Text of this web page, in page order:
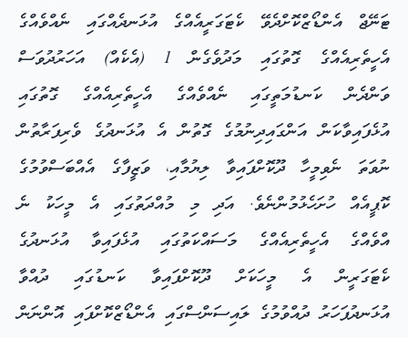
ޓަނޭޖް އެންޑޯޒްކޮށްދެވޭ ކެޓަގަރީއެއްގެ އުޅަނދެއްގައި ނެއްވެއްގެ
އެހީތެރިއެއްގެ ގޮތުގައި މަދުވެގެން 1 (އެކެއް) އަހަރުދުވަސް
ވަންދެން ކަނޑުމަތީގައި ނެއްވެއްގެ އެހީތެރިއެއްގެ ގޮތުގައި
އުޅެފައިވާކަން އަންގައިދިނުމުގެ ގޮތުން އެ އުޅަނދުގެ ވެރިފަރާތުން
ނުވަތަ ނެވިމީހާ ދޫކޮށްފައިވާ ލިޔުމާއި، ވަޒީފާގެ އެއްބަސްވުމުގެ
ކޮޕީއެއް ހުށަހެޅުމުންނެވެ. އަދި މި މުއްދަތުގައި އެ މީހަކު ނެ
އްވެއްގެ އެހީތެރިއެއްގެ މަސައްކަތުގައި އުޅެފައިވާ އުޅަނދުގެ
ކެޓަގަރީން އެ މީހަކަށް ދޫކޮށްފައިވާ ކަނޑުގައި ދުއްވާ
އުޅަނދުފަހަރު ދުއްވުމުގެ ލައިސަންސްގައި އެންޑޯޒްކޮށްފައި އޮންނަން